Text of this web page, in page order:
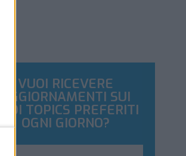
VUOI RICEVERE
AGGIORNAMENTI SUI
TUOI TOPICS PREFERITI
OGNI GIORNO?